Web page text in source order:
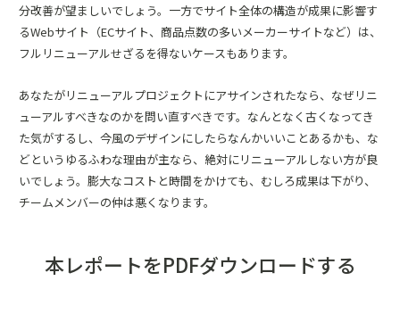
分改善が望ましいでしょう。一方でサイト全体の構造が成果に影響す
るWebサイト（ECサイト、商品点数の多いメーカーサイトなど）は、
フルリニューアルせざるを得ないケースもあります。
あなたがリニューアルプロジェクトにアサインされたなら、なぜリニ
ューアルすべきなのかを問い直すべきです。なんとなく古くなってき
た気がするし、今風のデザインにしたらなんかいいことあるかも、な
どというゆるふわな理由が主なら、絶対にリニューアルしない方が良
いでしょう。膨大なコストと時間をかけても、むしろ成果は下がり、
チームメンバーの仲は悪くなります。
本レポートをPDFダウンロードする